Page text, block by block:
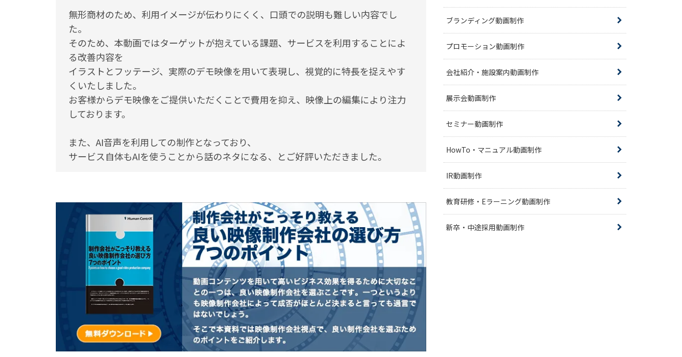
無形商材のため、利用イメージが伝わりにくく、口頭での説明も難しい内容でし
た。
そのため、本動画ではターゲットが抱えている課題、サービスを利用することによ
る改善内容を
イラストとフッテージ、実際のデモ映像を用いて表現し、視覚的に特長を捉えやす
くいたしました。
お客様からデモ映像をご提供いただくことで費用を抑え、映像上の編集により注力
しております。
また、AI音声を利用しての制作となっており、
サービス自体もAIを使うことから話のネタになる、とご好評いただきました。
ブランディング動画制作
プロモーション動画制作
会社紹介・施設案内動画制作
展示会動画制作
セミナー動画制作
HowTo・マニュアル動画制作
IR動画制作
教育研修・Eラーニング動画制作
新卒・中途採用動画制作